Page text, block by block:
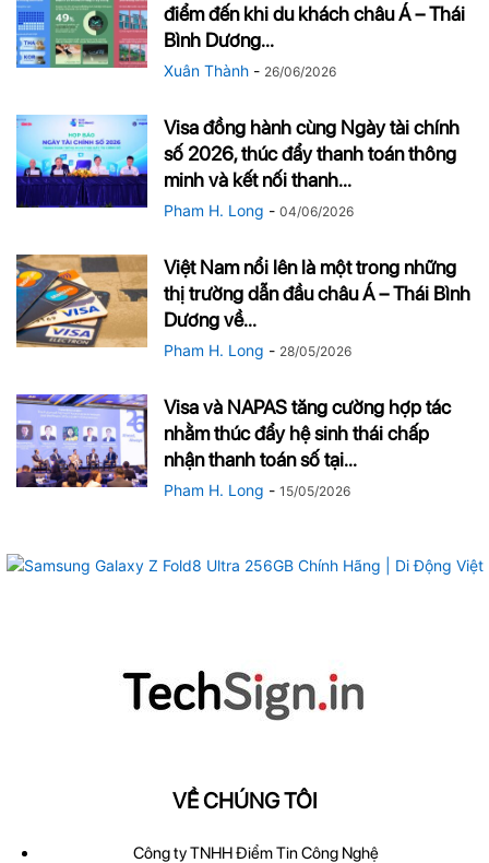
điểm đến khi du khách châu Á – Thái
Bình Dương...
Xuân Thành - 26/06/2026
Visa đồng hành cùng Ngày tài chính
số 2026, thúc đẩy thanh toán thông
minh và kết nối thanh...
Pham H. Long - 04/06/2026
Việt Nam nổi lên là một trong những
thị trường dẫn đầu châu Á – Thái Bình
Dương về...
Pham H. Long - 28/05/2026
Visa và NAPAS tăng cường hợp tác
nhằm thúc đẩy hệ sinh thái chấp
nhận thanh toán số tại...
Pham H. Long - 15/05/2026
VỀ CHÚNG TÔI
Công ty TNHH Điểm Tin Công Nghệ